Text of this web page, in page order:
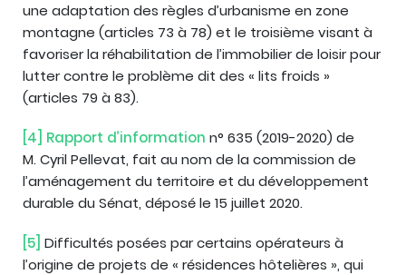
une adaptation des règles d’urbanisme en zone
montagne (articles 73 à 78) et le troisième visant à
favoriser la réhabilitation de l’immobilier de loisir pour
lutter contre le problème dit des « lits froids »
(articles 79 à 83).
[4] Rapport d’information n° 635 (2019-2020) de
M. Cyril Pellevat, fait au nom de la commission de
l’aménagement du territoire et du développement
durable du Sénat, déposé le 15 juillet 2020.
[5] Difficultés posées par certains opérateurs à
l’origine de projets de « résidences hôtelières », qui